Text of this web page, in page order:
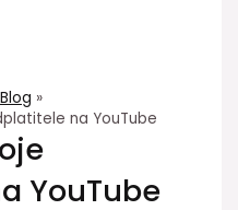
Blog
na YouTube
YouTube